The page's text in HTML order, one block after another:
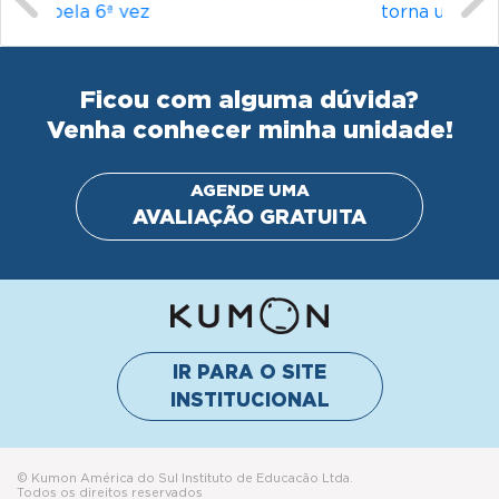
torna um idioma desafiador?
Ficou com alguma dúvida?
Venha conhecer minha unidade!
AGENDE UMA
AVALIAÇÃO GRATUITA
IR PARA O SITE
INSTITUCIONAL
© Kumon América do Sul Instituto de Educacão Ltda.
Todos os direitos reservados